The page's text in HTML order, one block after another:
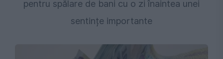
pentru spălare de bani cu o zi înaintea unei
sentințe importante